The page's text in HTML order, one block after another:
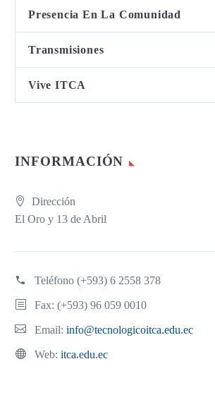
Presencia En La Comunidad
Transmisiones
Vive ITCA
INFORMACIÓN
Dirección
El Oro y 13 de Abril
Teléfono (+593) 6 2558 378
Fax: (+593) 96 059 0010
Email: info@tecnologicoitca.edu.ec
Web: itca.edu.ec